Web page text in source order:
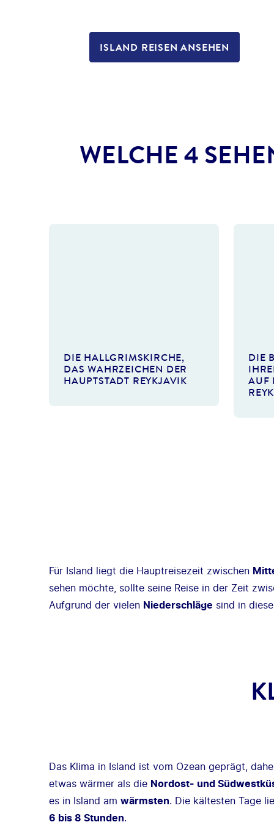
ISLAND REISEN ANSEHEN
WELCHE 4
DIE HALLGRIMSKIRCHE,
DAS WAHRZEICHEN DER
HAUPTSTADT REYKJAVIK
DIE
UF
Für Island liegt die Hauptreisezeit zwischen
sehen möchte, sollte seine Reise in der Zeit
Aufgrund der vielen Niederschläge sind in
Das Klima in Island ist vom Ozean geprägt,
etwas wärmer als die Nordost- und
es in Island am wärmsten. Die kältesten Tage
6 bis 8 Stunden.